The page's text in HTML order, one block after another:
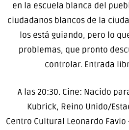
en la escuela blanca del
ciudadanos blancos de la
los está guiando, pero lo
problemas, que pronto
controlar. Entrada
A las 20:30. Cine: Nacido
Kubrick, Reino Unido/
Centro Cultural Leonardo Favio